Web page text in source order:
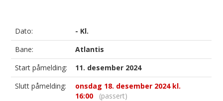
Dato:
- Kl.
Bane:
Atlantis
Start påmelding:
11. desember 2024
Slutt påmelding:
onsdag 18. desember 2024 kl.
16:00 (passert)